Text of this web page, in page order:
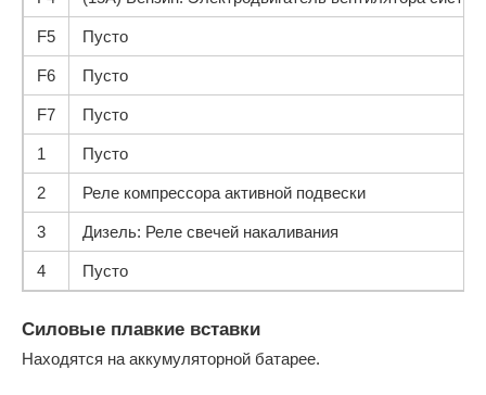
F5 Пусто
F6 Пусто
F7 Пусто
1 Пусто
2 Реле компрессора активной подвески
3 Дизель: Реле свечей накаливания
4 Пусто
Силовые плавкие вставки
Находятся на аккумуляторной батарее.